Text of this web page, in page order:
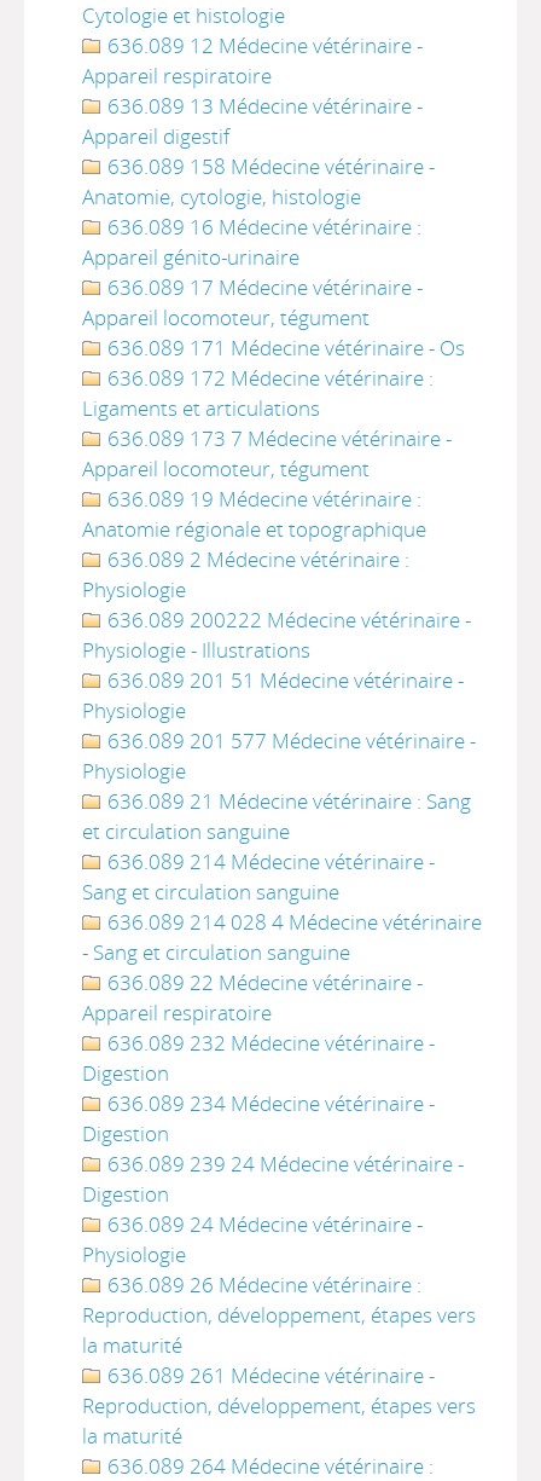
Cytologie et histologie
636.089 12 Médecine vétérinaire -
Appareil respiratoire
636.089 13 Médecine vétérinaire -
Appareil digestif
636.089 158 Médecine vétérinaire -
Anatomie, cytologie, histologie
636.089 16 Médecine vétérinaire :
Appareil génito-urinaire
636.089 17 Médecine vétérinaire -
Appareil locomoteur, tégument
636.089 171 Médecine vétérinaire - Os
636.089 172 Médecine vétérinaire :
Ligaments et articulations
636.089 173 7 Médecine vétérinaire -
Appareil locomoteur, tégument
636.089 19 Médecine vétérinaire :
Anatomie régionale et topographique
636.089 2 Médecine vétérinaire :
Physiologie
636.089 200222 Médecine vétérinaire -
Physiologie - Illustrations
636.089 201 51 Médecine vétérinaire -
Physiologie
636.089 201 577 Médecine vétérinaire -
Physiologie
636.089 21 Médecine vétérinaire : Sang
et circulation sanguine
636.089 214 Médecine vétérinaire -
Sang et circulation sanguine
636.089 214 028 4 Médecine vétérinaire
- Sang et circulation sanguine
636.089 22 Médecine vétérinaire -
Appareil respiratoire
636.089 232 Médecine vétérinaire -
Digestion
636.089 234 Médecine vétérinaire -
Digestion
636.089 239 24 Médecine vétérinaire -
Digestion
636.089 24 Médecine vétérinaire -
Physiologie
636.089 26 Médecine vétérinaire :
Reproduction, développement, étapes vers
la maturité
636.089 261 Médecine vétérinaire -
Reproduction, développement, étapes vers
la maturité
636.089 264 Médecine vétérinaire :